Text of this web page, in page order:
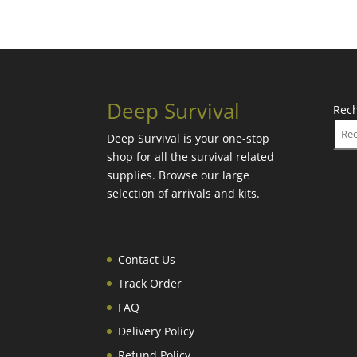
Deep Survival
Deep Survival is your one-stop
shop for all the survival related
supplies. Browse our large
selection of arrivals and kits.
Contact Us
Track Order
FAQ
Delivery Policy